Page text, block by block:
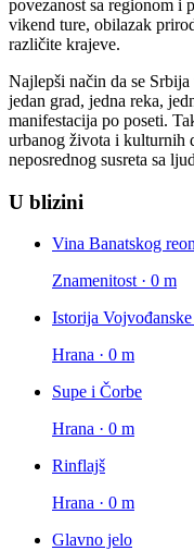
povezanost sa regionom i
vikend ture, obilazak
različite krajeve.
Najlepši način da se
jedan grad, jedna reka,
manifestacija po poseti.
urbanog života i kulturnih
neposrednog susreta sa
U blizini
Vina Banatskog
Znamenitost · 0 m
Istorija
Hrana · 0 m
Supe i Čorbe
Hrana · 0 m
Rinflajš
Hrana · 0 m
Glavno jelo